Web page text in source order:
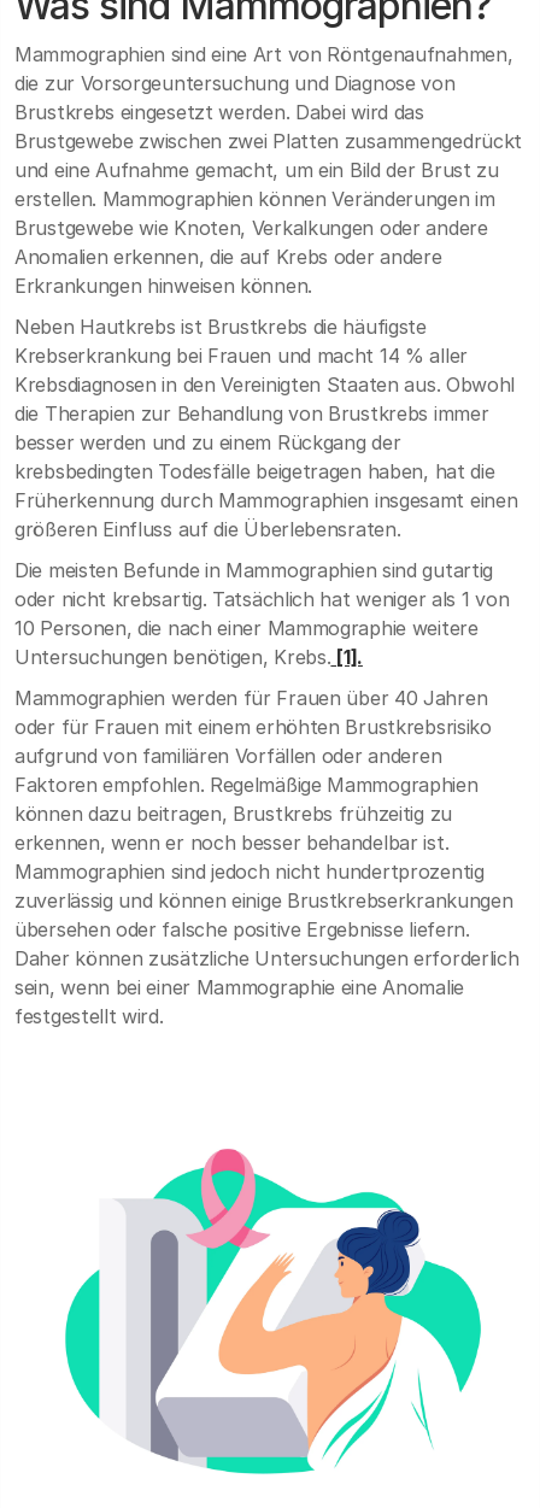
Mammographien sind eine Art von Röntgenaufnahmen,
die zur Vorsorgeuntersuchung und Diagnose von
Brustkrebs eingesetzt werden. Dabei wird das
Brustgewebe zwischen zwei Platten zusammengedrückt
und eine Aufnahme gemacht, um ein Bild der Brust zu
erstellen. Mammographien können Veränderungen im
Brustgewebe wie Knoten, Verkalkungen oder andere
Anomalien erkennen, die auf Krebs oder andere
Erkrankungen hinweisen können.
Neben Hautkrebs ist Brustkrebs die häufigste
Krebserkrankung bei Frauen und macht 14 % aller
Krebsdiagnosen in den Vereinigten Staaten aus. Obwohl
die Therapien zur Behandlung von Brustkrebs immer
besser werden und zu einem Rückgang der
krebsbedingten Todesfälle beigetragen haben, hat die
Früherkennung durch Mammographien insgesamt einen
größeren Einfluss auf die Überlebensraten.
Die meisten Befunde in Mammographien sind gutartig
oder nicht krebsartig. Tatsächlich hat weniger als 1 von
10 Personen, die nach einer Mammographie weitere
Untersuchungen benötigen, Krebs. [1].
Mammographien werden für Frauen über 40 Jahren
oder für Frauen mit einem erhöhten Brustkrebsrisiko
aufgrund von familiären Vorfällen oder anderen
Faktoren empfohlen. Regelmäßige Mammographien
können dazu beitragen, Brustkrebs frühzeitig zu
erkennen, wenn er noch besser behandelbar ist.
Mammographien sind jedoch nicht hundertprozentig
zuverlässig und können einige Brustkrebserkrankungen
übersehen oder falsche positive Ergebnisse liefern.
Daher können zusätzliche Untersuchungen erforderlich
sein, wenn bei einer Mammographie eine Anomalie
festgestellt wird.